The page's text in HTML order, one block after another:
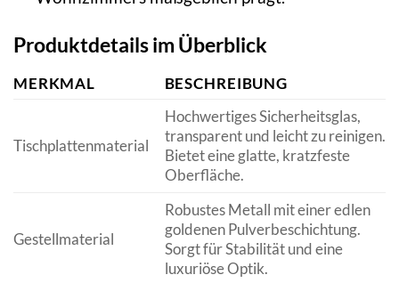
Produktdetails im Überblick
MERKMAL BESCHREIBUNG
Tischplattenmaterial
Hochwertiges Sicherheitsglas,
transparent und leicht zu reinigen.
Bietet eine glatte, kratzfeste
Oberfläche.
Gestellmaterial
Robustes Metall mit einer edlen
goldenen Pulverbeschichtung.
Sorgt für Stabilität und eine
luxuriöse Optik.